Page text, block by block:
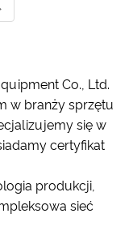
Co., Ltd.
w branży sprzętu
się w
certyfikat
produkcji,
sieć